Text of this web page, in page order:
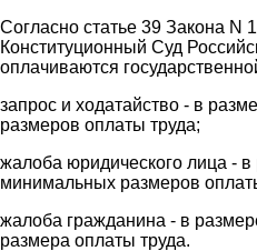
Согласно статье 39 Закона N
Конституционный Суд
оплачиваются
запрос и ходатайство - в
размеров оплаты труда;
жалоба юридического лица - в
минимальных размеров
жалоба гражданина - в
размера оплаты труда.